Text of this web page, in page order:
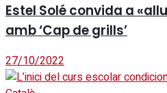
Estel Solé convida a
amb ‘Cap de grills’
27/10/2022